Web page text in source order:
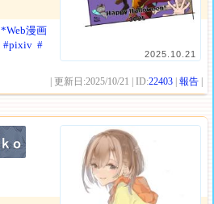
2025.10.21
*Web漫画
#pixiv #
| 更新日:2025/10/21 | ID:22403 |報告